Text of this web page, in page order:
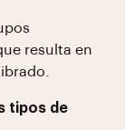
resulta en
tipos de